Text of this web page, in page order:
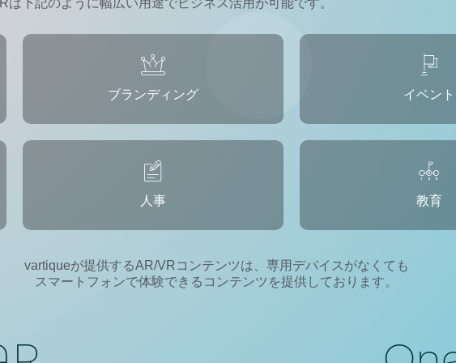
は下記のように幅広い用途でビジネス活用が可能です。
ブランディング イベント
人事 教育
vartiqueが提供するAR/VRコンテンツは、専用デバイスがなくても
スマートフォンで体験できるコンテンツを提供しております。